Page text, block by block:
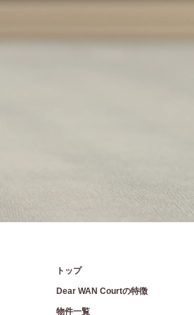
トップ
Dear WAN Courtの特徴
物件一覧